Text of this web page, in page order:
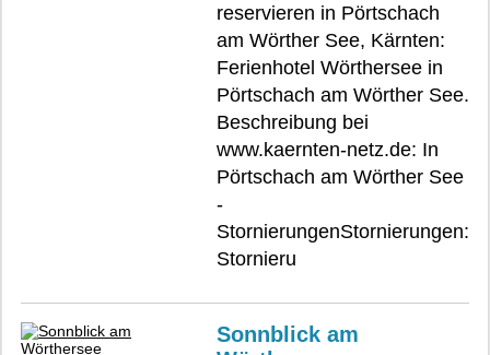
reservieren in Pörtschach
am Wörther See, Kärnten:
Ferienhotel Wörthersee in
Pörtschach am Wörther See.
Beschreibung bei
www.kaernten-netz.de: In
Pörtschach am Wörther See
-
StornierungenStornierungen:
Stornieru
Sonnblick am